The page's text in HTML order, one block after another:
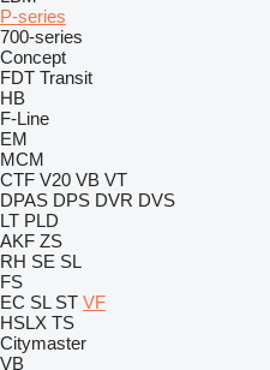
P-series
700-series
Concept
FDT Transit
HB
F-Line
EM
MCM
CTF V20 VB VT
DPAS DPS DVR DVS
LT PLD
AKF ZS
RH SE SL
FS
EC SL ST VF
HSLX TS
Citymaster
VB